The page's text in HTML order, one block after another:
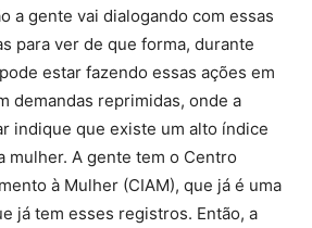
a gente vai dialogando com essas
para ver de que forma, durante
estar fazendo essas ações em
demandas reprimidas, onde a
indique que existe um alto índice
mulher. A gente tem o Centro
à Mulher (CIAM), que já é uma
já tem esses registros. Então, a